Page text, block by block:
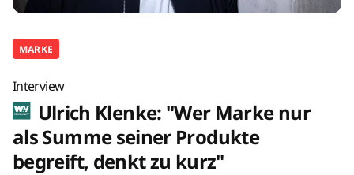
MARKE
Interview
Ulrich Klenke: "Wer Marke nur
als Summe seiner Produkte
begreift, denkt zu kurz"